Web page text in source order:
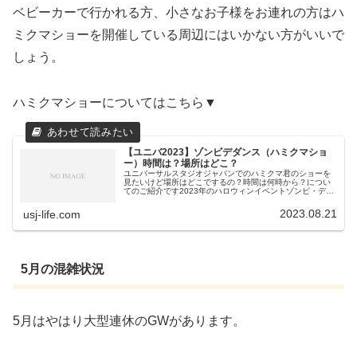
ベビーカーで行かれる方、小さなお子様をお連れの方はハ
ミクマショーを開催している周辺にはいかない方がいいで
しょう。
ハミクマショーについてはこちら▼
【ユニバ2023】ゾンビデダンス（ハミクマショ
ー）時間は？場所はどこ？
ユニバーサルスタジオジャパンでのハミクマ君のショーを
見たいけど場所はどこでするの？時間は何時から？につい
てのご紹介です2023年のハロウィンイベントゾンビ・デ・
usj-life.com 2023.08.21
5月の混雑状況
5月はやはり大型連休のGWがあります。